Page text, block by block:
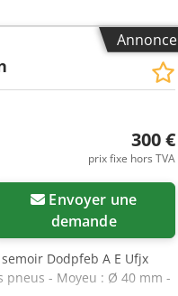
Annonce
300 €
prix fixe hors TVA
demande
Dodpfeb A E Ufjx
pneus - Moyeu : Ø 40 mm -